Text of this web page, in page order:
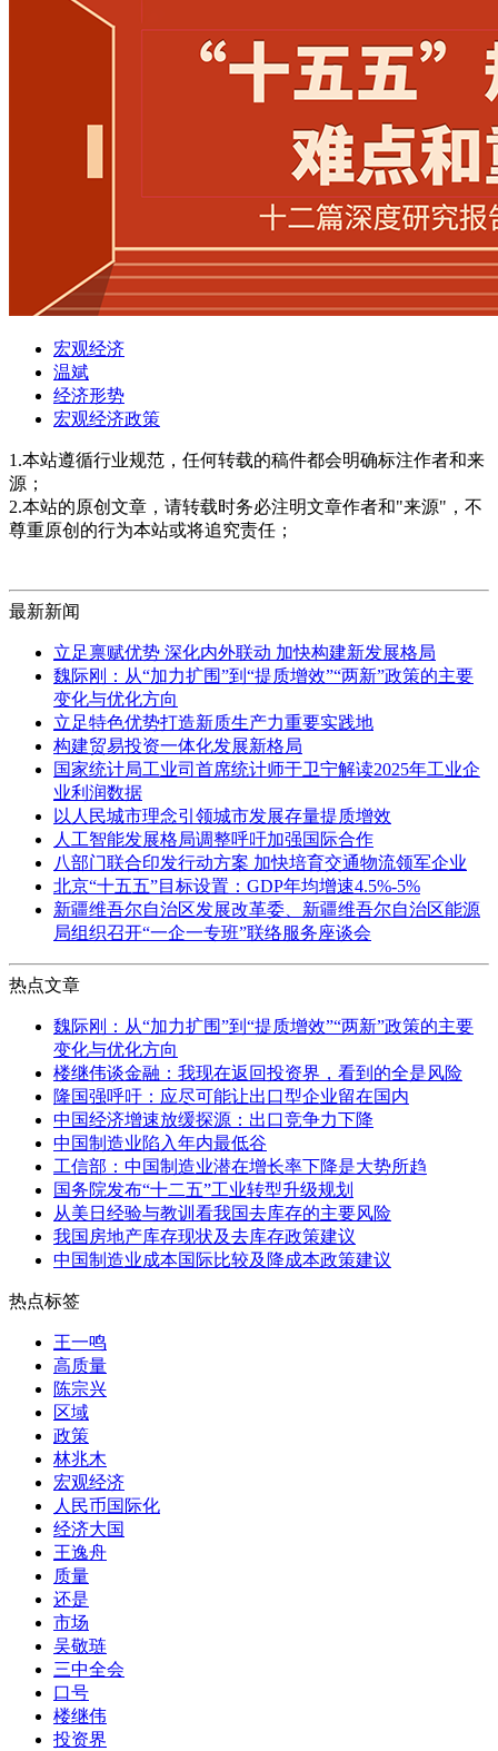
宏观经济
温斌
经济形势
宏观经济政策
1.本站遵循行业规范，任何转载的稿件都会明确标注作者和来
源；
2.本站的原创文章，请转载时务必注明文章作者和"来源"，不
尊重原创的行为本站或将追究责任；
最新新闻
立足禀赋优势 深化内外联动 加快构建新发展格局
魏际刚：从“加力扩围”到“提质增效”“两新”政策的主要
变化与优化方向
立足特色优势打造新质生产力重要实践地
构建贸易投资一体化发展新格局
国家统计局工业司首席统计师于卫宁解读2025年工业企
业利润数据
以人民城市理念引领城市发展存量提质增效
人工智能发展格局调整呼吁加强国际合作
八部门联合印发行动方案 加快培育交通物流领军企业
北京“十五五”目标设置：GDP年均增速4.5%-5%
新疆维吾尔自治区发展改革委、新疆维吾尔自治区能源
局组织召开“一企一专班”联络服务座谈会
热点文章
魏际刚：从“加力扩围”到“提质增效”“两新”政策的主要
变化与优化方向
楼继伟谈金融：我现在返回投资界，看到的全是风险
隆国强呼吁：应尽可能让出口型企业留在国内
中国经济增速放缓探源：出口竞争力下降
中国制造业陷入年内最低谷
工信部：中国制造业潜在增长率下降是大势所趋
国务院发布“十二五”工业转型升级规划
从美日经验与教训看我国去库存的主要风险
我国房地产库存现状及去库存政策建议
中国制造业成本国际比较及降成本政策建议
热点标签
王一鸣
高质量
陈宗兴
区域
政策
林兆木
宏观经济
人民币国际化
经济大国
王逸舟
质量
还是
市场
吴敬琏
三中全会
口号
楼继伟
投资界